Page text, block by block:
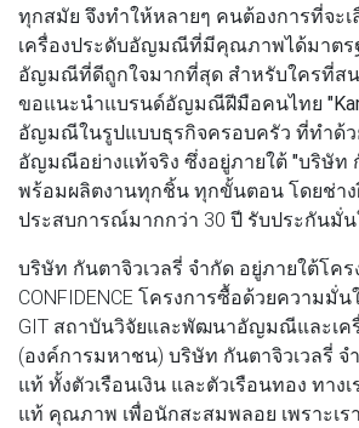
ทุกสมัย จึงทำให้หลายๆ คนต้องการที่จะ
เครื่องประดับอัญมณีที่มีคุณภาพได้มาตร
อัญมณีที่ดีถูกใจมากที่สุด สำหรับใครที่สน
ขอแนะนำแบรนด์อัญมณีฝีมือคนไทย
อัญมณีในรูปแบบธุรกิจครอบครัว ที่ทำด้ว
อัญมณีอย่างแท้จริง ซึ่งอยู่ภายใต้ "บริษัท
พร้อมผลิตงานทุกชิ้น ทุกขั้นตอน โดยช่า
ประสบการณ์มากกว่า 30 ปี รับประกันมั่น
บริษัท กันตาจิวเวลรี่ จำกัด อยู่ภายใต้โคร
CONFIDENCE โครงการซื้อด้วยความมั่
GIT สถาบันวิจัยและพัฒนาอัญมณีและเค
(องค์การมหาชน) บริษัท กันตาจิวเวลรี่ จ
แท้ ทั้งตัวเรือนเงิน และตัวเรือนทอง ทา
แท้ คุณภาพ เพื่อนักสะสมพลอย เพราะเ